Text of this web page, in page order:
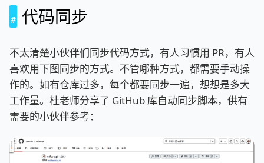
代码同步
不太清楚小伙伴们同步代码方式，有人习惯用 PR，有人
喜欢用下图同步的方式。不管哪种方式，都需要手动操
作的。如有仓库过多，每个都要同步一遍，想想是多大
工作量。杜老师分享了 GitHub 库自动同步脚本，供有
需要的小伙伴参考：